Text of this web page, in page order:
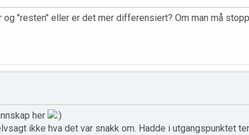
"resten" eller er det mer differensiert? Om man må
her
ikke hva det var snakk om. Hadde i utgangspunktet